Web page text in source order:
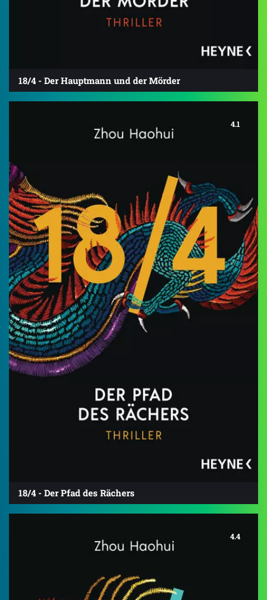
18/4 - Der Hauptmann und der Mörder
4.1
18/4 - Der Pfad des Rächers
4.4